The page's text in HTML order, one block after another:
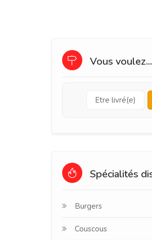
Vous voulez...
Etre livré(e)
Spécialités
Burgers
Couscous